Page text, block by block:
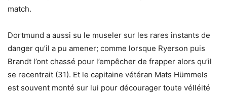
match.
Dortmund a aussi su le museler sur les rares instants de
danger qu’il a pu amener; comme lorsque Ryerson puis
Brandt l’ont chassé pour l’empêcher de frapper alors qu’il
se recentrait (31). Et le capitaine vétéran Mats Hümmels
est souvent monté sur lui pour décourager toute vélléité